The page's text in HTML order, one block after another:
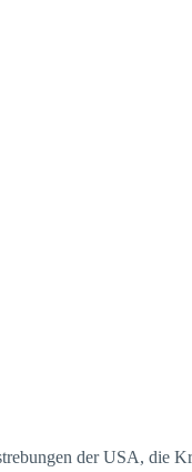
der USA, die